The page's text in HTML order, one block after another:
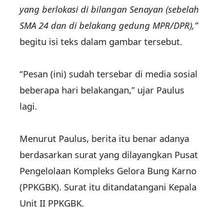
yang berlokasi di bilangan Senayan (sebelah
SMA 24 dan di belakang gedung MPR/DPR),”
begitu isi teks dalam gambar tersebut.
“Pesan (ini) sudah tersebar di media sosial
beberapa hari belakangan,” ujar Paulus
lagi.
Menurut Paulus, berita itu benar adanya
berdasarkan surat yang dilayangkan Pusat
Pengelolaan Kompleks Gelora Bung Karno
(PPKGBK). Surat itu ditandatangani Kepala
Unit II PPKGBK.